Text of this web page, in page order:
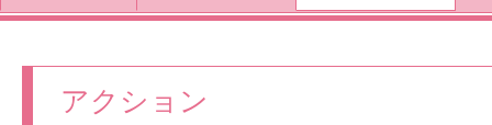
アクション